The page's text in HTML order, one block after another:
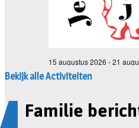
Bekijk alle Activiteiten
Familie